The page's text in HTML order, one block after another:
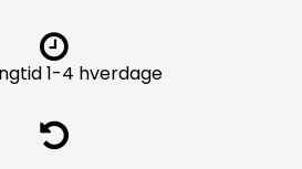
1-4 hverdage